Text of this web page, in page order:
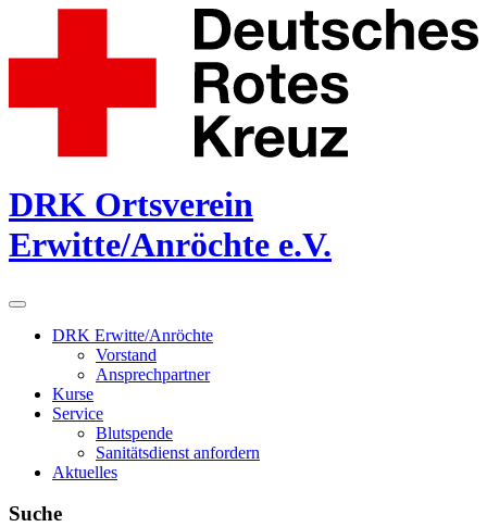
DRK Ortsverein
Erwitte/Anröchte e.V.
DRK Erwitte/Anröchte
Vorstand
Ansprechpartner
Kurse
Service
Blutspende
Sanitätsdienst anfordern
Aktuelles
Suche